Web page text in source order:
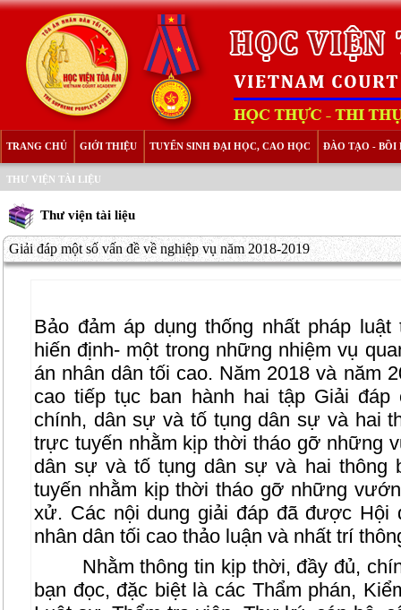
TRANG CHỦ GIỚI THIỆU TUYỂN SINH ĐẠI HỌC, CAO HỌC ĐÀO TẠO - BỒI
THƯ VIỆN TÀI LIỆU
Thư viện tài liệu
Giải đáp một số vấn đề về nghiệp vụ năm 2018-2019
Bảo đảm áp dụng thống nhất pháp
hiến định- một trong những nhiệm vụ
án nhân dân tối cao. Năm 2018 và năm
cao tiếp tục ban hành hai tập Giải
chính, dân sự và tố tụng dân sự và hai
trực tuyến nhằm kịp thời tháo gỡ những
dân sự và tố tụng dân sự và hai thông
tuyến nhằm kịp thời tháo gỡ những
xử. Các nội dung giải đáp đã được Hội
nhân dân tối cao thảo luận và nhất trí
Nhằm thông tin kịp thời, đầy đủ,
bạn đọc, đặc biệt là các Thẩm phán,